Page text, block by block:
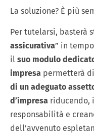
La soluzione? È più
Per tutelarsi, basterà
assicurativa” in
il suo modulo
impresa permetterà di
di un adeguato
d’impresa riducendo,
responsabilità e
dell’avvenuto